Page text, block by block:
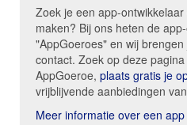
Zoek je een app-
maken? Bij ons heten de
"AppGoeroes" en wij
contact. Zoek op deze
AppGoeroe, plaats gratis je
vrijblijvende aanbiedingen
Meer informatie over een